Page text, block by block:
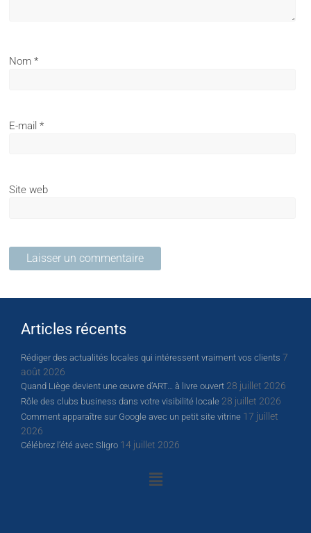
Nom*
E-mail*
Site web
Articles récents
Rédiger des actualités locales qui intéressent vraiment vos clients 7
août 2026
Quand Liège devient une œuvre d’ART… à livre ouvert 28 juillet 2026
Rôle des clubs business dans votre visibilité locale 28 juillet 2026
Comment apparaître sur Google avec un petit site vitrine 17 juillet
2026
Célébrez l’été avec Sligro 14 juillet 2026